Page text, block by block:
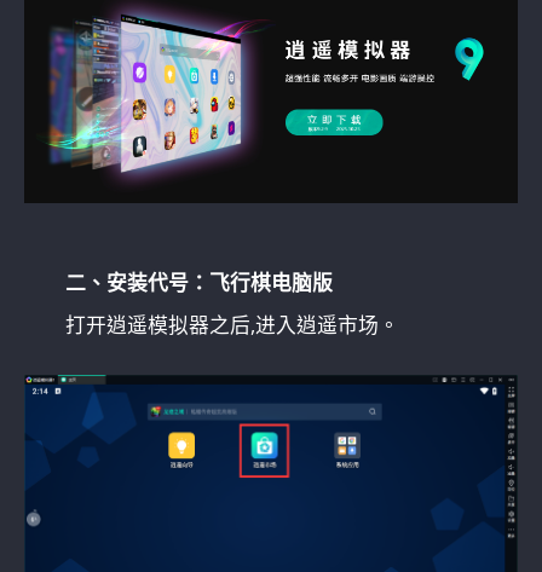
二、安装代号：飞行棋电脑版
打开逍遥模拟器之后,进入逍遥市场。